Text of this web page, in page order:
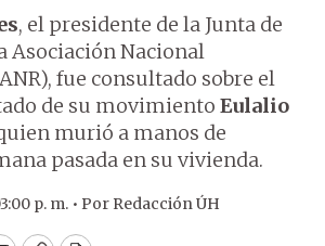
, el presidente de la Junta de
Asociación Nacional
fue consultado sobre el
de su movimiento Eulalio
murió a manos de
pasada en su vivienda.
p. m. • Por Redacción ÚH